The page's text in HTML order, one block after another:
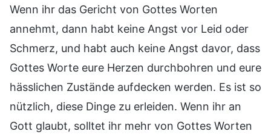
Wenn ihr das Gericht von Gottes Worten
annehmt, dann habt keine Angst vor Leid oder
Schmerz, und habt auch keine Angst davor, dass
Gottes Worte eure Herzen durchbohren und eure
hässlichen Zustände aufdecken werden. Es ist so
nützlich, diese Dinge zu erleiden. Wenn ihr an
Gott glaubt, solltet ihr mehr von Gottes Worten